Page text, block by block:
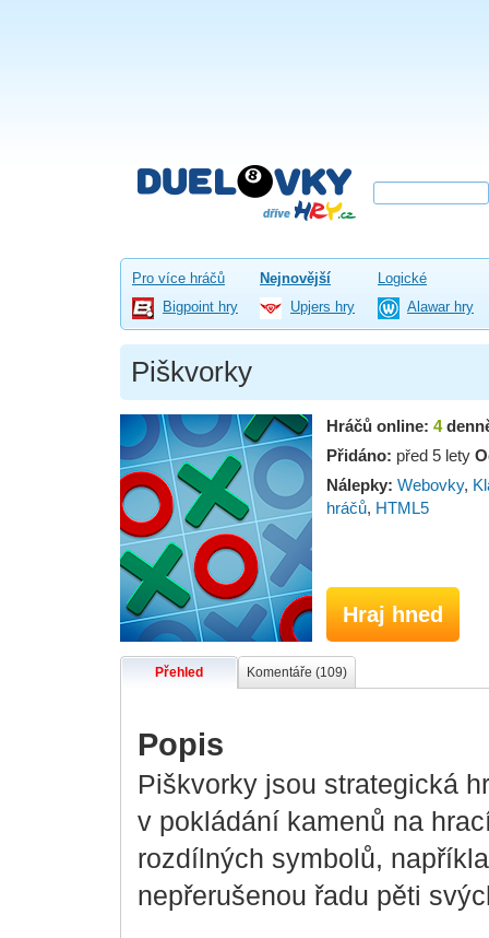
Pro více hráčů Nejnovější
Logické
Bigpoint hry
Upjers hry Alawar hry
Piškvorky
Hráčů online: 4
Přidáno: před 5 lety
Nálepky: Webovky,
hráčů, HTML5
Hraj hned
Přehled Komentáře (109)
Popis
Piškvorky jsou strategická
v pokládání kamenů na
rozdílných symbolů,
nepřerušenou řadu pěti